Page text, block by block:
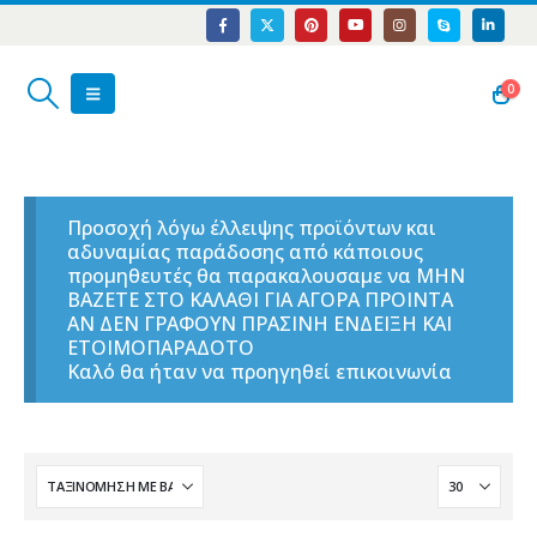
0
Προσοχή λόγω έλλειψης προϊόντων και
αδυναμίας παράδοσης από κάποιους
προμηθευτές θα παρακαλουσαμε να ΜΗΝ
ΒΑΖΕΤΕ ΣΤΟ ΚΑΛΑΘΙ ΓΙΑ ΑΓΟΡΑ ΠΡΟΙΝΤΑ
ΑΝ ΔΕΝ ΓΡΑΦΟΥΝ ΠΡΑΣΙΝΗ ΕΝΔΕΙΞΗ ΚΑΙ
ΕΤΟΙΜΟΠΑΡΑΔΟΤΟ
Καλό θα ήταν να προηγηθεί επικοινωνία